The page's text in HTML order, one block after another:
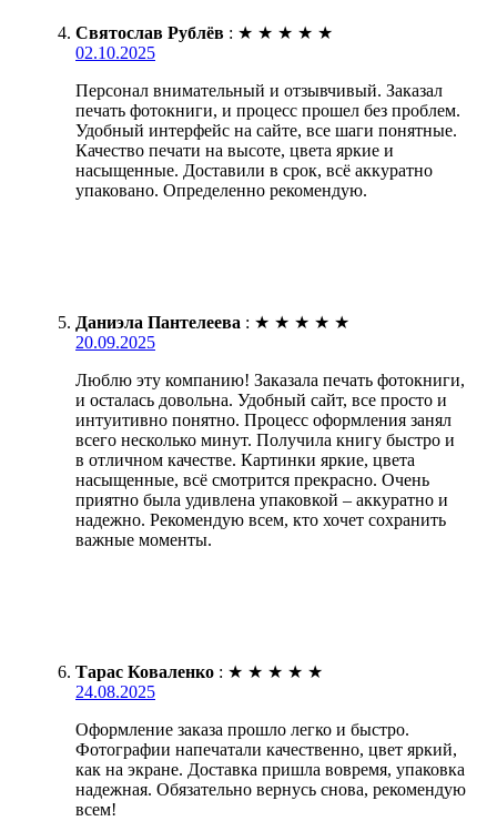
Святослав Рублёв : ★ ★ ★ ★ ★
02.10.2025
Персонал внимательный и отзывчивый. Заказал
печать фотокниги, и процесс прошел без проблем.
Удобный интерфейс на сайте, все шаги понятные.
Качество печати на высоте, цвета яркие и
насыщенные. Доставили в срок, всё аккуратно
упаковано. Определенно рекомендую.
Даниэла Пантелеева : ★ ★ ★ ★ ★
20.09.2025
Люблю эту компанию! Заказала печать фотокниги,
и осталась довольна. Удобный сайт, все просто и
интуитивно понятно. Процесс оформления занял
всего несколько минут. Получила книгу быстро и
в отличном качестве. Картинки яркие, цвета
насыщенные, всё смотрится прекрасно. Очень
приятно была удивлена упаковкой – аккуратно и
надежно. Рекомендую всем, кто хочет сохранить
важные моменты.
Тарас Коваленко : ★ ★ ★ ★ ★
24.08.2025
Оформление заказа прошло легко и быстро.
Фотографии напечатали качественно, цвет яркий,
как на экране. Доставка пришла вовремя, упаковка
надежная. Обязательно вернусь снова, рекомендую
всем!